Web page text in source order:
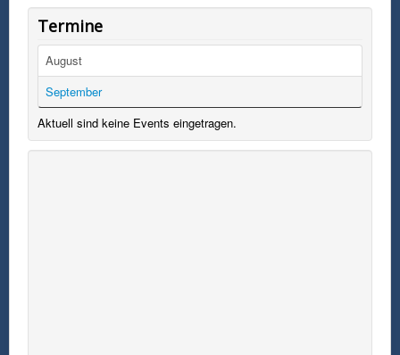
Termine
August
September
Aktuell sind keine Events eingetragen.